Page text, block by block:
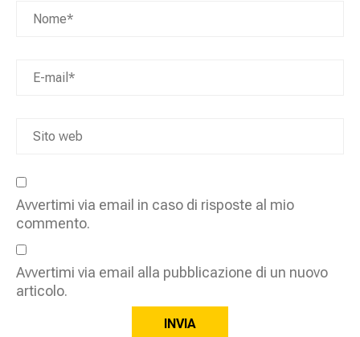
Avvertimi via email in caso di risposte al mio
commento.
Avvertimi via email alla pubblicazione di un nuovo
articolo.